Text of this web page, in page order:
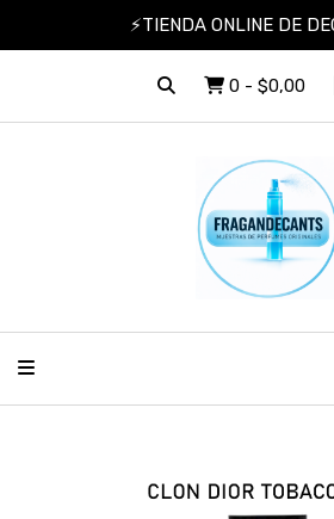
⚡TIENDA ONLINE DE
0 - $0,00